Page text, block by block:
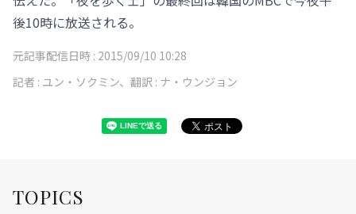
後10時に放送される。
元記事配信日時 : 2015/09/10 10:28
記者 : ユン・ソクミン、翻訳 : ナ・ウンジョン
TOPICS